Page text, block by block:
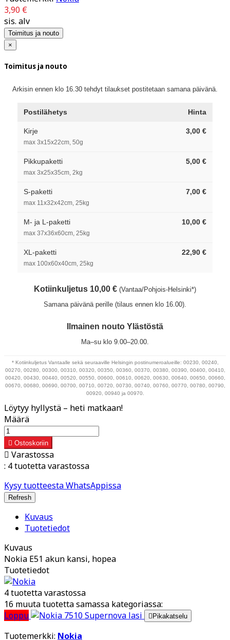
3,90 €
sis. alv
Toimitus ja nouto
×
Toimitus ja nouto
Arkisin ennen klo 16.30 tehdyt tilaukset postitetaan samana päivänä.
Postilähetys Hinta
Kirje
max 3x15x22cm, 50g
3,00 €
Pikkupaketti
max 3x25x35cm, 2kg
5,00 €
S-paketti
max 11x32x42cm, 25kg
7,00 €
M- ja L-paketti
max 37x36x60cm, 25kg
10,00 €
XL-paketti
max 100x60x40cm, 25kg
22,90 €
Kotiinkuljetus 10,00 € (Vantaa/Pohjois-Helsinki*)
Samana päivänä perille (tilaus ennen klo 16.00).
Ilmainen nouto Ylästöstä
Ma–su klo 9.00–20.00.
* Kotiinkuljetus Vantaalle sekä seuraaville Helsingin postinumeroalueille: 00230, 00240,
00270, 00280, 00300, 00310, 00320, 00350, 00360, 00370, 00380, 00390, 00400, 00410,
00420, 00430, 00440, 00520, 00550, 00600, 00610, 00620, 00630, 00640, 00650, 00660,
00670, 00680, 00690, 00700, 00710, 00720, 00730, 00740, 00760, 00770, 00780, 00790,
00920, 00940 ja 00970.
Löytyy hyllystä – heti matkaan!
Määrä
 Ostoskoriin
 Varastossa
: 4 tuotetta varastossa
Kysy tuotteesta WhatsAppissa
Kuvaus
Tuotetiedot
Kuvaus
Nokia E51 akun kansi, hopea
Tuotetiedot
4 tuotetta varastossa
16 muuta tuotetta samassa kategoriassa:
Loppu
Pikakatselu
Tuotemerkki: Nokia